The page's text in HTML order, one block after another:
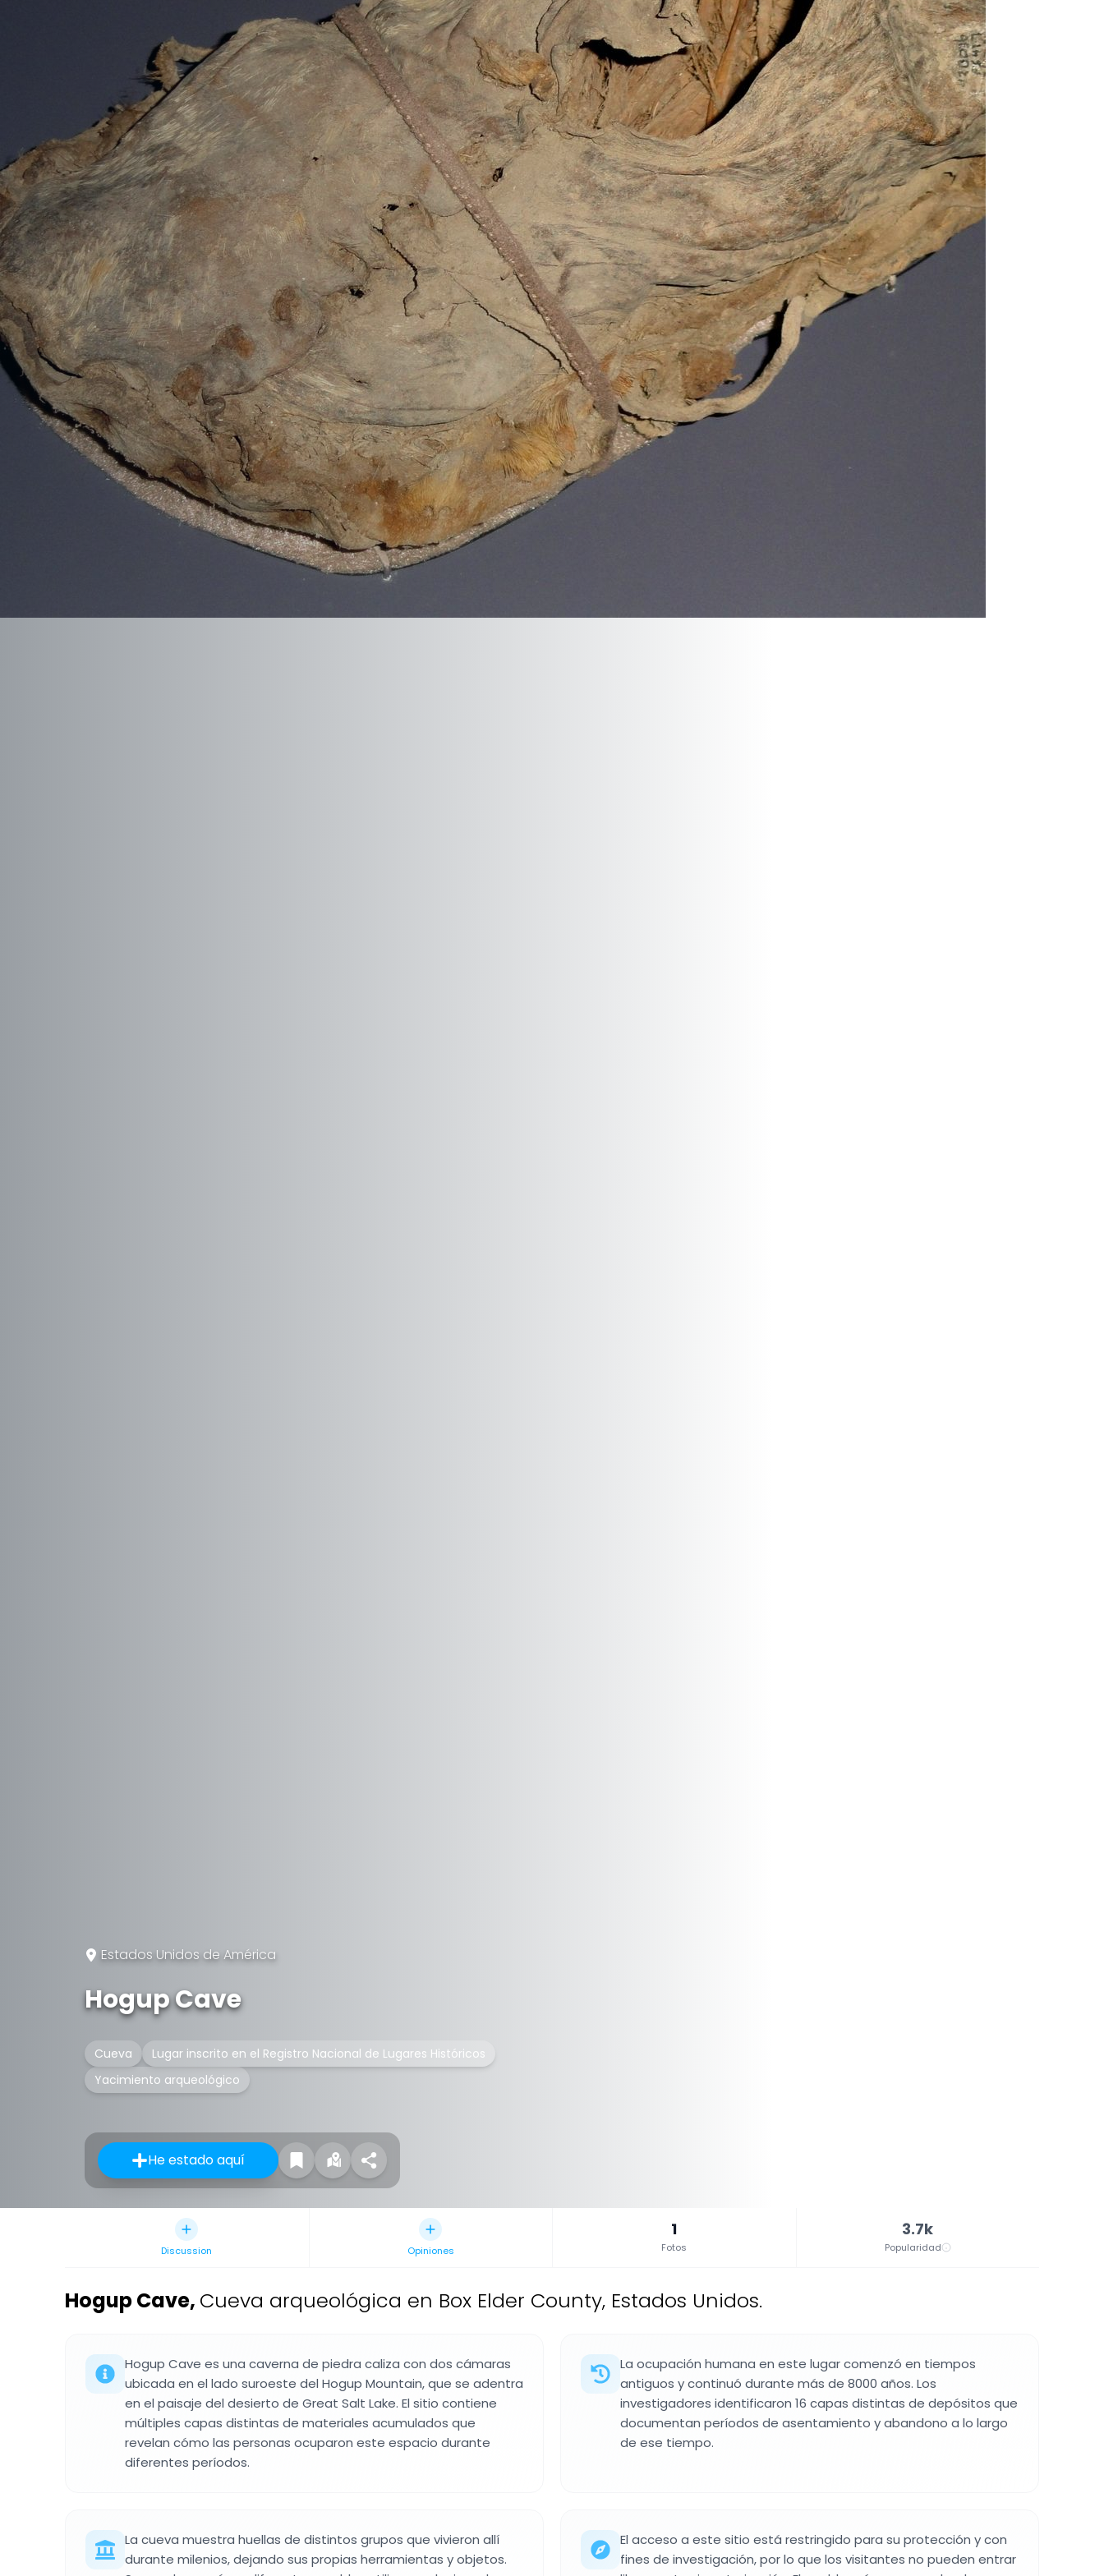
Estados Unidos de América
Hogup Cave
Cueva
Lugar inscrito en el Registro Nacional de Lugares Históricos
Yacimiento arqueológico
He estado aquí
Discussion Opiniones
1
Fotos
3.7k
Popularidad
Hogup Cave, Cueva arqueológica en Box Elder County, Estados Unidos.
Hogup Cave es una caverna de piedra caliza con dos cámaras
ubicada en el lado suroeste del Hogup Mountain, que se adentra
en el paisaje del desierto de Great Salt Lake. El sitio contiene
múltiples capas distintas de materiales acumulados que
revelan cómo las personas ocuparon este espacio durante
diferentes períodos.
La ocupación humana en este lugar comenzó en tiempos
antiguos y continuó durante más de 8000 años. Los
investigadores identificaron 16 capas distintas de depósitos que
documentan períodos de asentamiento y abandono a lo largo
de ese tiempo.
La cueva muestra huellas de distintos grupos que vivieron allí
durante milenios, dejando sus propias herramientas y objetos.
El acceso a este sitio está restringido para su protección y con
fines de investigación, por lo que los visitantes no pueden entrar